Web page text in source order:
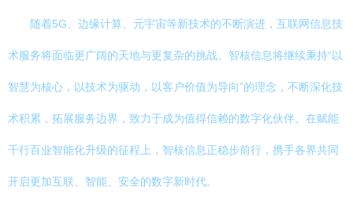
随着5G、边缘计算、元宇宙等新技术的不断演进，互联网信息技
术服务将面临更广阔的天地与更复杂的挑战。智核信息将继续秉持“以
智慧为核心，以技术为驱动，以客户价值为导向”的理念，不断深化技
术积累，拓展服务边界，致力于成为值得信赖的数字化伙伴。在赋能
千行百业智能化升级的征程上，智核信息正稳步前行，携手各界共同
开启更加互联、智能、安全的数字新时代。